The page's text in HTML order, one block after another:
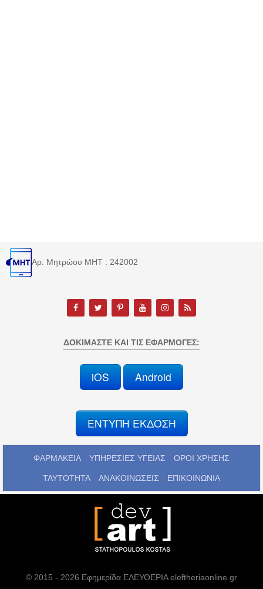
Αρ. Μητρώου MHT : 242002
ΔΟΚΙΜΆΣΤΕ ΚΑΙ ΤΙΣ ΕΦΑΡΜΟΓΈΣ:
iOS Android
ΕΝΤΥΠΗ ΕΚΔΟΣΗ
ΦΑΡΜΑΚΕΙΑ ΥΠΗΡΕΣΙΕΣ ΥΓΕΙΑΣ ΟΡΟΙ ΧΡΗΣΗΣ
ΤΑΥΤΟΤΗΤΑ ΑΝΑΚΟΙΝΩΣΕΙΣ ΕΠΙΚΟΙΝΩΝΙΑ
© 2015 - 2026 Εφημερίδα ΕΛΕΥΘΕΡΙΑ eleftheriaonline.gr